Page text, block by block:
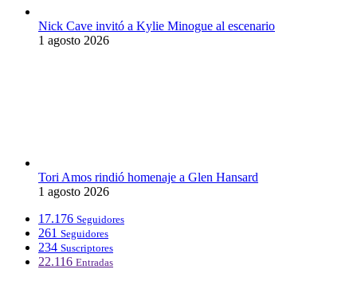
Nick Cave invitó a Kylie Minogue al escenario
1 agosto 2026
Tori Amos rindió homenaje a Glen Hansard
1 agosto 2026
17.176 Seguidores
261 Seguidores
234 Suscriptores
22.116 Entradas